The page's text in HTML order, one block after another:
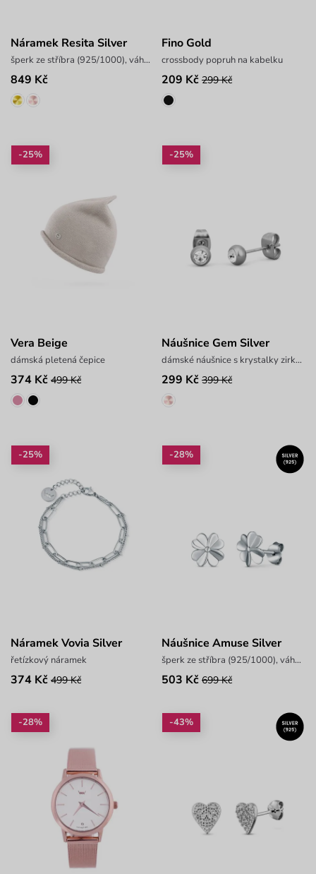
Náramek Resita Silver
šperk ze stříbra (925/1000), váha 1,9 g
849 Kč
Fino Gold
crossbody popruh na kabelku
209 Kč 299 Kč
-25%
Vera Beige
dámská pletená čepice
374 Kč 499 Kč
-25%
Náušnice Gem Silver
dámské náušnice s krystalky zirkonitu
299 Kč 399 Kč
-25%
Náramek Vovia Silver
řetízkový náramek
374 Kč 499 Kč
-28%
Náušnice Amuse Silver
šperk ze stříbra (925/1000), váha 0,9 g
503 Kč 699 Kč
-28% -43%